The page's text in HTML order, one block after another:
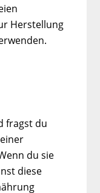
Herstellung
fragst du
du sie
diese